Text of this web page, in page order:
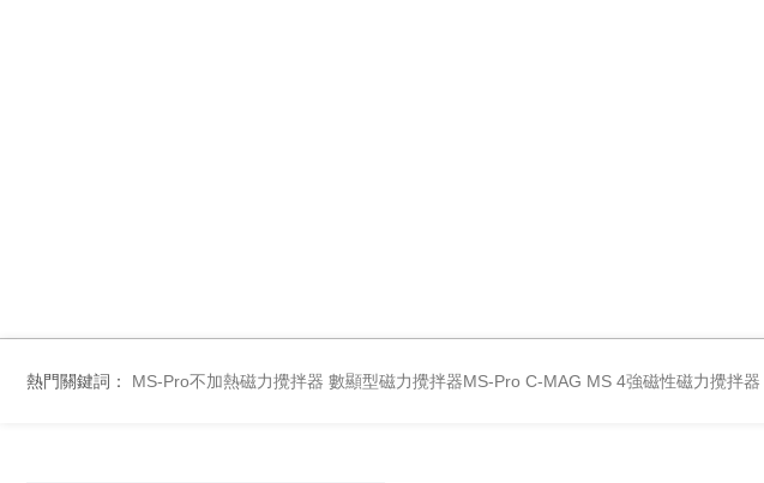
熱門關鍵詞： MS-Pro不加熱磁力攪拌器 數顯型磁力攪拌器MS-Pro C-MAG MS 4強磁性磁力攪拌器